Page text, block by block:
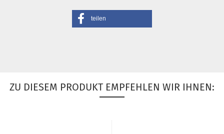
teilen
ZU DIESEM PRODUKT EMPFEHLEN WIR IHNEN: